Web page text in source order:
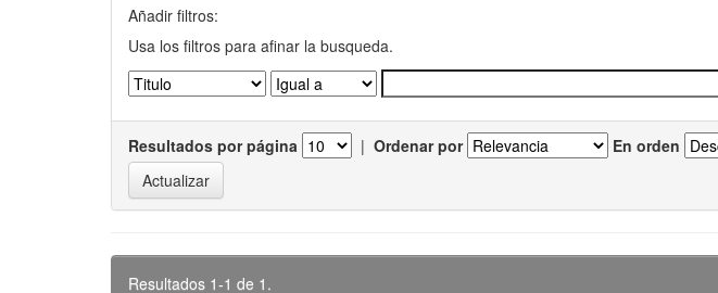
Añadir filtros:
Usa los filtros para afinar la busqueda.
Resultados por página | Ordenar por En orden
Resultados 1-1 de 1.